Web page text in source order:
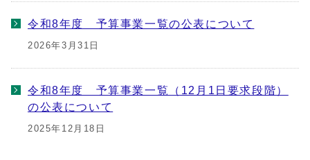
令和8年度 予算事業一覧の公表について
2026年3月31日
令和8年度 予算事業一覧（12月1日要求段階）
の公表について
2025年12月18日